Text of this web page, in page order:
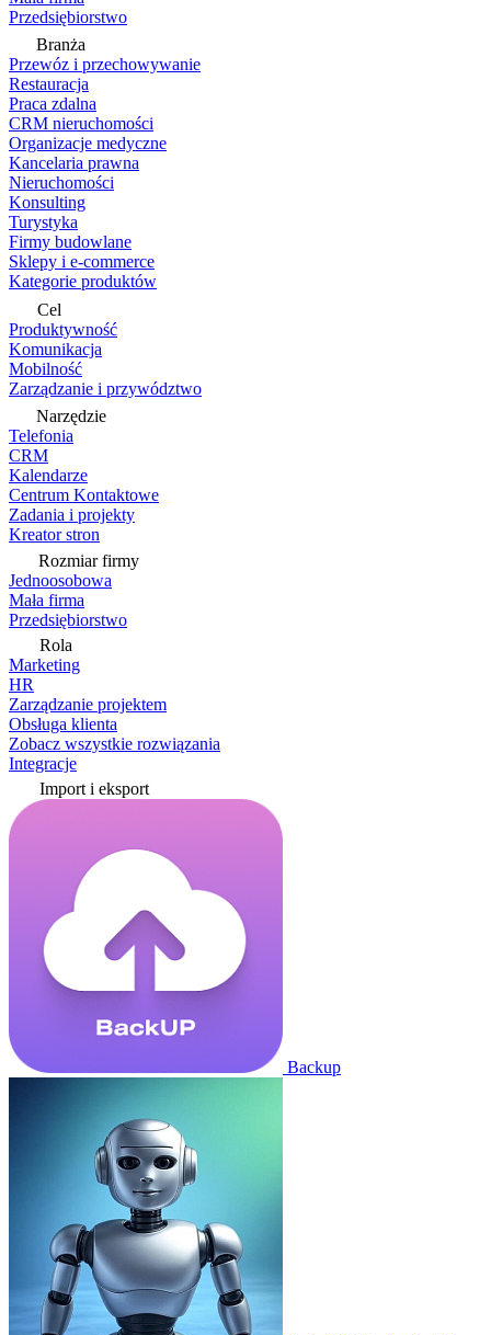
Przedsiębiorstwo
Branża
Przewóz i przechowywanie
Restauracja
Praca zdalna
CRM nieruchomości
Organizacje medyczne
Kancelaria prawna
Nieruchomości
Konsulting
Turystyka
Firmy budowlane
Sklepy i e-commerce
Kategorie produktów
Cel
Produktywność
Komunikacja
Mobilność
Zarządzanie i przywództwo
Narzędzie
Telefonia
CRM
Kalendarze
Centrum Kontaktowe
Zadania i projekty
Kreator stron
Rozmiar firmy
Jednoosobowa
Mała firma
Przedsiębiorstwo
Rola
Marketing
HR
Zarządzanie projektem
Obsługa klienta
Zobacz wszystkie rozwiązania
Integracje
Import i eksport
Backup